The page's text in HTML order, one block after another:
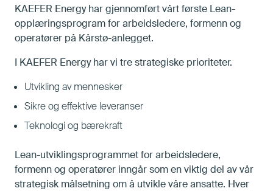
Bransjer
Kurs
Karriere
Bærekraft
KAEFER Energy har gjennomført vårt første Lean-
opplæringsprogram for arbeidsledere, formenn og
operatører på Kårstø-anlegget.
I KAEFER Energy har vi tre strategiske prioriteter.
Utvikling av mennesker
Sikre og effektive leveranser
Teknologi og bærekraft
Lean-utviklingsprogrammet for arbeidsledere,
formenn og operatører inngår som en viktig del av vår
strategisk målsetning om å utvikle våre ansatte. Hver